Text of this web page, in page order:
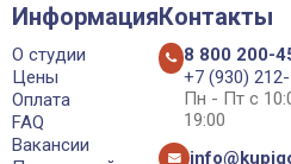
Информация
О студии
Цены
Оплата
FAQ
Вакансии
Контакты
8 800 200-
+7 (930)
Пн - Пт с
19:00